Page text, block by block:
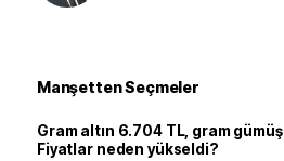
Manşetten Seçmeler
Gram altın 6.704 TL, gram
Fiyatlar neden yükseldi?